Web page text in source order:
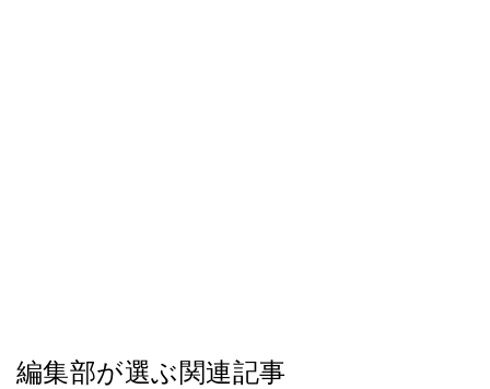
編集部が選ぶ関連記事